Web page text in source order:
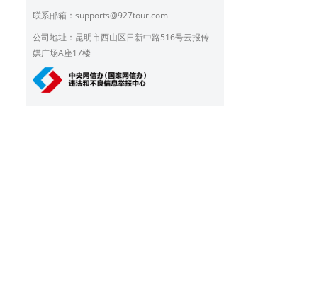
联系邮箱： supports@927tour.com
公司地址：昆明市西山区日新中路516号云报传
媒广场A座17楼